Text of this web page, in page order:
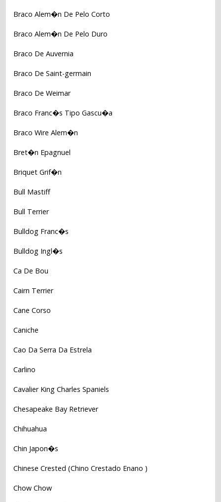
Braco Alem�n De Pelo Corto
Braco Alem�n De Pelo Duro
Braco De Auvernia
Braco De Saint-germain
Braco De Weimar
Braco Franc�s Tipo Gascu�a
Braco Wire Alem�n
Bret�n Epagnuel
Briquet Grif�n
Bull Mastiff
Bull Terrier
Bulldog Franc�s
Bulldog Ingl�s
Ca De Bou
Cairn Terrier
Cane Corso
Caniche
Cao Da Serra Da Estrela
Carlino
Cavalier King Charles Spaniels
Chesapeake Bay Retriever
Chihuahua
Chin Japon�s
Chinese Crested (Chino Crestado Enano )
Chow Chow